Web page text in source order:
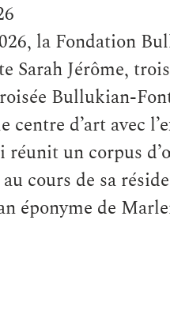
la Fondation
Sarah Jérôme,
Bullukian-
centre d’art avec
réunit un corpus
cours de sa
éponyme de